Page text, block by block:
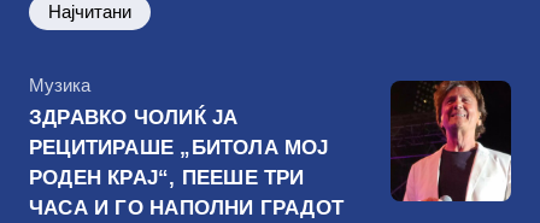
Најчитани
КАтегорија
Музика
ЗДРАВКО ЧОЛИЌ ЈА
РЕЦИТИРАШЕ „БИТОЛА МОЈ
РОДЕН КРАЈ“, ПЕЕШЕ ТРИ
ЧАСА И ГО НАПОЛНИ ГРАДОТ